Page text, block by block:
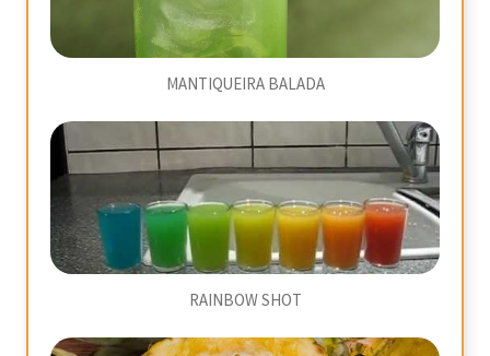
MANTIQUEIRA BALADA
RAINBOW SHOT